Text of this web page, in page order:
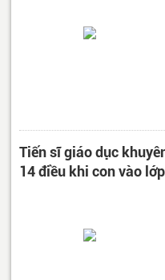
Tiến sĩ giáo dục
14 điều khi con vào